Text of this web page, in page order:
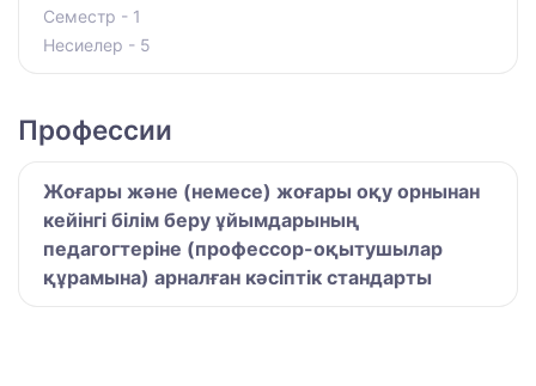
Семестр - 1
Несиелер - 5
Профессии
Жоғары және (немесе) жоғары оқу орнынан
кейінгі білім беру ұйымдарының
педагогтеріне (профессор-оқытушылар
құрамына) арналған кәсіптік стандарты